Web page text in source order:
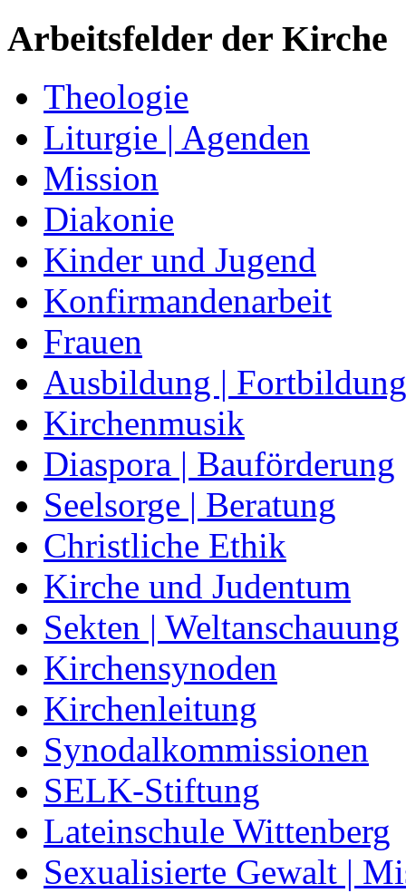
Arbeitsfelder der Kirche
Theologie
Liturgie | Agenden
Mission
Diakonie
Kinder und Jugend
Konfirmandenarbeit
Frauen
Ausbildung | Fortbildung
Kirchenmusik
Diaspora | Bauförderung
Seelsorge | Beratung
Christliche Ethik
Kirche und Judentum
Sekten | Weltanschauung
Kirchensynoden
Kirchenleitung
Synodalkommissionen
SELK-Stiftung
Lateinschule Wittenberg
Sexualisierte Gewalt |